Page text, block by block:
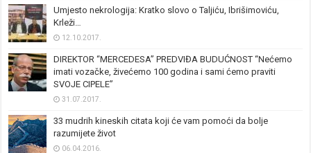
Umjesto nekrologija: Kratko slovo o Taljiću, Ibrišimoviću,
Krleži…
12.10.2017.
DIREKTOR “MERCEDESA” PREDVIĐA BUDUĆNOST “Nećemo
imati vozačke, živećemo 100 godina i sami ćemo praviti
SVOJE CIPELE”
31.07.2017.
33 mudrih kineskih citata koji će vam pomoći da bolje
razumijete život
06.04.2016.